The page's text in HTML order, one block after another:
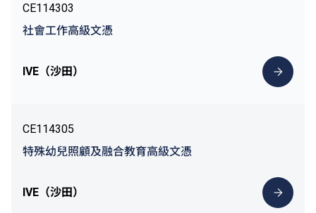
CE114303
社會工作高級文憑
IVE（沙田）
CE114305
特殊幼兒照顧及融合教育高級文憑
IVE（沙田）